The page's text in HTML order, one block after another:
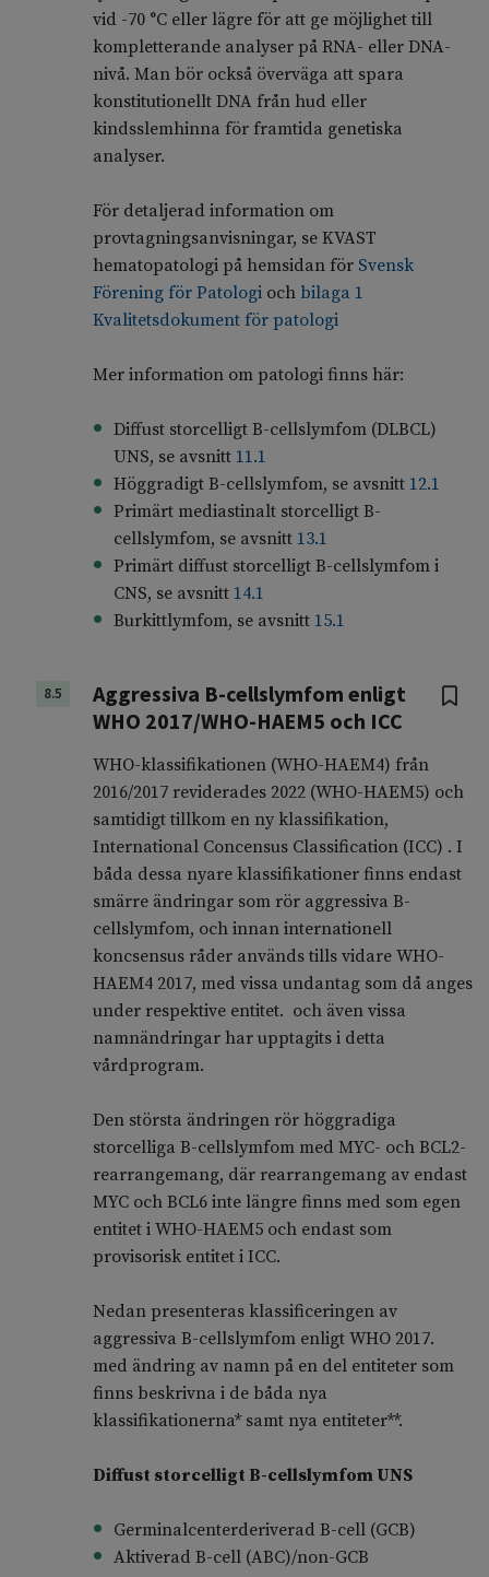
vid -70 °C eller lägre för att ge möjlighet till
kompletterande analyser på RNA- eller DNA-
nivå. Man bör också överväga att spara
konstitutionellt DNA från hud eller
kindsslemhinna för framtida genetiska
analyser.
För detaljerad information om
provtagningsanvisningar, se KVAST
hematopatologi på hemsidan för Svensk
Förening för Patologioch bilaga 1
Kvalitetsdokument för patologi
Mer information om patologi finns här:
Diffust storcelligt B-cellslymfom (DLBCL)
UNS, se avsnitt 11.1
Höggradigt B-cellslymfom, se avsnitt 12.1
Primärt mediastinalt storcelligt B-
cellslymfom, se avsnitt 13.1
Primärt diffust storcelligt B-cellslymfom i
CNS, se avsnitt 14.1
Burkittlymfom, se avsnitt 15.1
8.5
Aggressiva B-cellslymfom enligt
WHO 2017/WHO-HAEM5 och ICC
WHO-klassifikationen (WHO-HAEM4) från
2016/2017 reviderades 2022 (WHO-HAEM5) och
samtidigt tillkom en ny klassifikation,
International Concensus Classification (ICC) . I
båda dessa nyare klassifikationer finns endast
smärre ändringar som rör aggressiva B-
cellslymfom, och innan internationell
koncsensus råder används tills vidare WHO-
HAEM4 2017, med vissa undantag som då anges
under respektive entitet. och även vissa
namnändringar har upptagits i detta
vårdprogram.
Den största ändringen rör höggradiga
storcelliga B-cellslymfom med MYC- och BCL2-
rearrangemang, där rearrangemang av endast
MYC och BCL6 inte längre finns med som egen
entitet i WHO-HAEM5 och endast som
provisorisk entitet i ICC.
Nedan presenteras klassificeringen av
aggressiva B-cellslymfom enligt WHO 2017.
med ändring av namn på en del entiteter som
finns beskrivna i de båda nya
klassifikationerna* samt nya entiteter**.
Diffust storcelligt B-cellslymfom UNS
Germinalcenterderiverad B-cell (GCB)
Aktiverad B-cell (ABC)/non-GCB